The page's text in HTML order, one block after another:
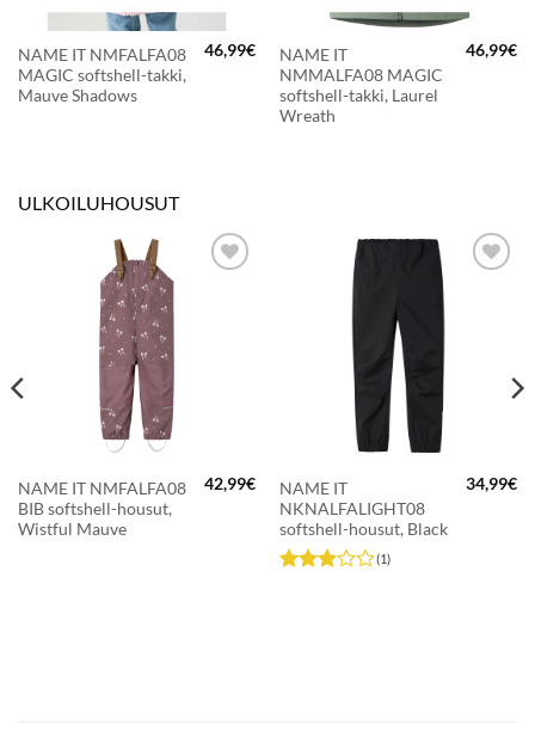
NAME IT NMFALFA08
MAGIC softshell-takki,
Mauve Shadows
46,99€
NAME IT
NMMALFA08 MAGIC
softshell-takki, Laurel
Wreath
46,99€
ULKOILUHOUSUT
LISÄÄ
SUOSIKKEIHIN
NAME IT NMFALFA08
BIB softshell-housut,
Wistful Mauve
42,99€
LISÄÄ
SUOSIKKEIHIN
NAME IT
NKNALFALIGHT08
softshell-housut, Black
(1)
34,99€